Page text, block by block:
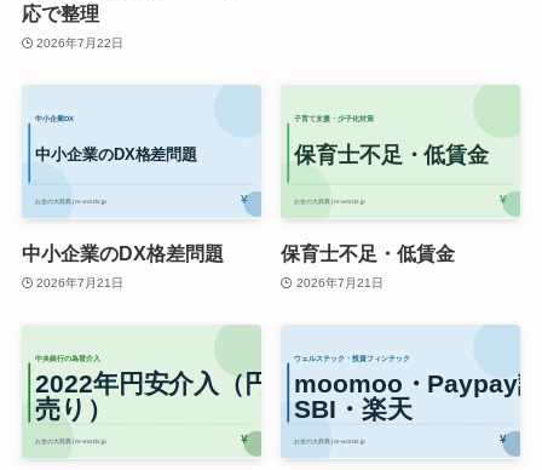
応で整理
2026年7月22日
中小企業のDX格差問題
2026年7月21日
保育士不足・低賃金
2026年7月21日